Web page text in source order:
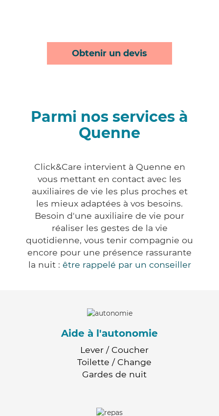
Obtenir un devis
Parmi nos services à
Quenne
Click&Care intervient à Quenne en
vous mettant en contact avec les
auxiliaires de vie les plus proches et
les mieux adaptées à vos besoins.
Besoin d'une auxiliaire de vie pour
réaliser les gestes de la vie
quotidienne, vous tenir compagnie ou
encore pour une présence rassurante
la nuit : être rappelé par un conseiller
Aide à l'autonomie
Lever / Coucher
Toilette / Change
Gardes de nuit